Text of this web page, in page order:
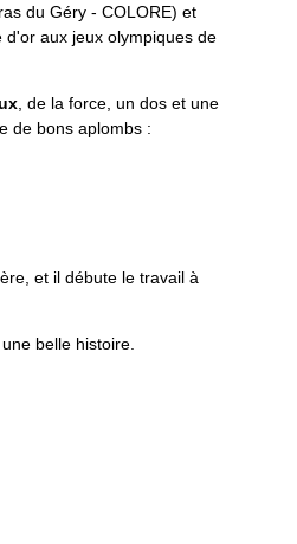
du Géry - COLORE) et
d'or aux jeux olympiques de
, de la force, un dos et une
de bons aplombs :
et il débute le travail à
belle histoire.